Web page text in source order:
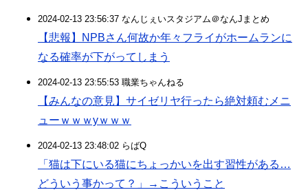
2024-02-13 23:56:37 なんじぇいスタジアム＠なんJまとめ
【悲報】NPBさん何故か年々フライがホームランに
なる確率が下がってしまう
2024-02-13 23:55:53 職業ちゃんねる
【みんなの意見】サイゼリヤ行ったら絶対頼むメニ
ューｗｗｗyｗｗｗ
2024-02-13 23:48:02 らばQ
「猫は下にいる猫にちょっかいを出す習性がある…
どういう事かって？」→こういうこと